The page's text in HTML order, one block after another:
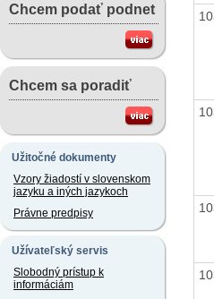
Chcem podať podnet
Chcem sa poradiť
Užitočné dokumenty
Vzory žiadostí v slovenskom
jazyku a iných jazykoch
Právne predpisy
Užívateľský servis
Slobodný prístup k
informáciám